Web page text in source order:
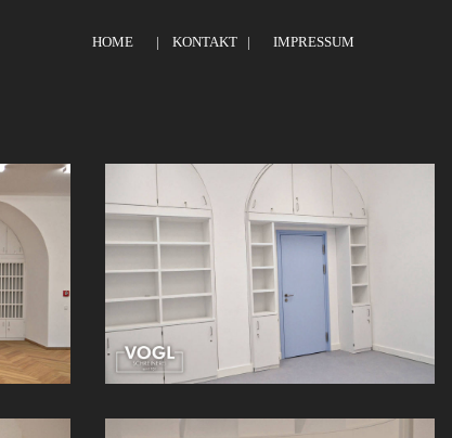
HOME | KONTAKT | IMPRESSUM